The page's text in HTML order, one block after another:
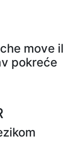
move il
pokreće